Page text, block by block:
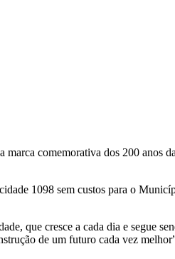
comemorativa dos 200
1098 sem custos para o
que cresce a cada dia e segue
de um futuro cada vez